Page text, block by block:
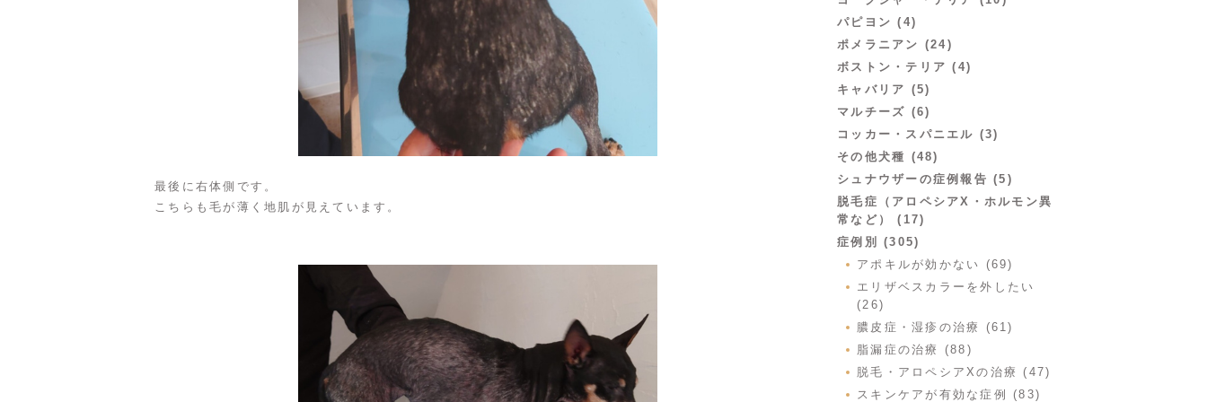
最後に右体側です。
こちらも毛が薄く地肌が見えています。
パピヨン (4)
ポメラニアン (24)
ボストン・テリア (4)
キャバリア (5)
マルチーズ (6)
コッカー・スパニエル (3)
その他犬種 (48)
シュナウザーの症例報告 (5)
脱毛症（アロペシアX・ホルモン異
常など） (17)
症例別 (305)
アポキルが効かない (69)
エリザベスカラーを外したい
(26)
膿皮症・湿疹の治療 (61)
脂漏症の治療 (88)
脱毛・アロペシアXの治療 (47)
スキンケアが有効な症例 (83)